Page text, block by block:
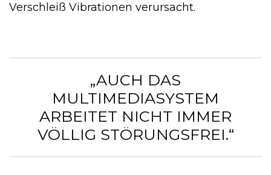
Verschleiß Vibrationen verursacht.
„AUCH DAS
MULTIMEDIASYSTEM
ARBEITET NICHT IMMER
VÖLLIG STÖRUNGSFREI.“